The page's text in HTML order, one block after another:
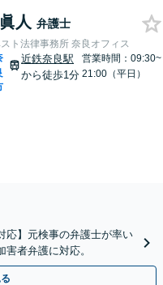
人 弁護士
ト法律事務所 奈良オフィス
近鉄奈良駅
から徒歩1分
営業時間：09:30~
21:00（平日）
応】元検事の弁護士が率い
者弁護に対応。